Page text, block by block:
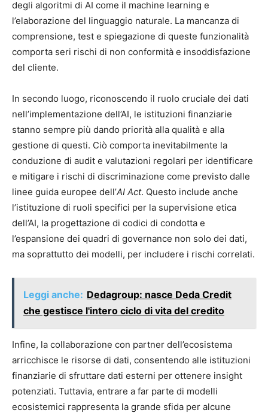
degli algoritmi di AI come il machine learning e
l’elaborazione del linguaggio naturale. La mancanza di
comprensione, test e spiegazione di queste funzionalità
comporta seri rischi di non conformità e insoddisfazione
del cliente.
In secondo luogo, riconoscendo il ruolo cruciale dei dati
nell’implementazione dell’AI, le istituzioni finanziarie
stanno sempre più dando priorità alla qualità e alla
gestione di questi. Ciò comporta inevitabilmente la
conduzione di audit e valutazioni regolari per identificare
e mitigare i rischi di discriminazione come previsto dalle
linee guida europee dell’AI Act. Questo include anche
l’istituzione di ruoli specifici per la supervisione etica
dell’AI, la progettazione di codici di condotta e
l’espansione dei quadri di governance non solo dei dati,
ma soprattutto dei modelli, per includere i rischi correlati.
Leggi anche: Dedagroup: nasce Deda Credit
che gestisce l'intero ciclo di vita del credito
Infine, la collaborazione con partner dell’ecosistema
arricchisce le risorse di dati, consentendo alle istituzioni
finanziarie di sfruttare dati esterni per ottenere insight
potenziati. Tuttavia, entrare a far parte di modelli
ecosistemici rappresenta la grande sfida per alcune